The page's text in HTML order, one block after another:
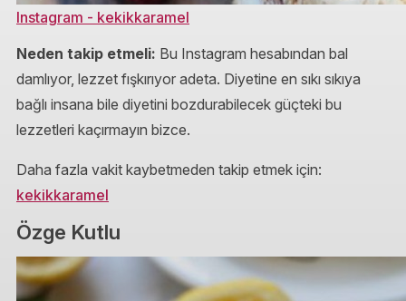
Instagram - kekikkaramel
Neden takip etmeli: Bu Instagram hesabından bal
damlıyor, lezzet fışkırıyor adeta. Diyetine en sıkı sıkıya
bağlı insana bile diyetini bozdurabilecek güçteki bu
lezzetleri kaçırmayın bizce.
Daha fazla vakit kaybetmeden takip etmek için:
kekikkaramel
Özge Kutlu